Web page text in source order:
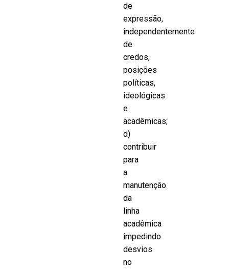
de
expressão,
independentemente
de
credos,
posições
políticas,
ideológicas
e
acadêmicas;
d)
contribuir
para
a
manutenção
da
linha
acadêmica
impedindo
desvios
no